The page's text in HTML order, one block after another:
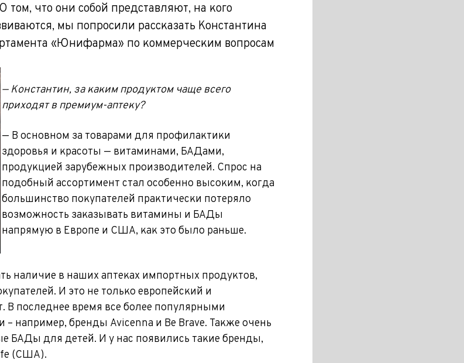
том, что они собой представляют, на кого
мы попросили рассказать Константина
«Юнифарма» по коммерческим вопросам
— Константин, за каким продуктом чаще всего
приходят в премиум-аптеку?
— В основном за товарами для профилактики
здоровья и красоты — витаминами, БАДами,
продукцией зарубежных производителей. Спрос на
подобный ассортимент стал особенно высоким, когда
большинство покупателей практически потеряло
возможность заказывать витамины и БАДы
напрямую в Европе и США, как это было раньше.
наличие в наших аптеках импортных продуктов,
И это не только европейский и
В последнее время все более популярными
– например, бренды Avicenna и Be Вrave. Также очень
БАДы для детей. И у нас появились такие бренды,
(США).